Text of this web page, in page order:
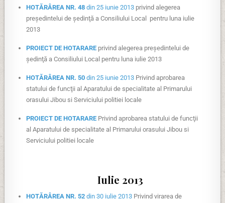
HOTĂRÂREA NR. 48 din 25 iunie 2013 privind alegerea
preşedintelui de şedinţă a Consiliului Local pentru luna iulie
2013
PROIECT DE HOTARARE privind alegerea preşedintelui de
şedinţă a Consiliului Local pentru luna iulie 2013
HOTĂRÂREA NR. 50 din 25 iunie 2013 Privind aprobarea
statului de funcţii al Aparatului de specialitate al Primarului
orasului Jibou si Serviciului politiei locale
PROIECT DE HOTARARE Privind aprobarea statului de funcţii
al Aparatului de specialitate al Primarului orasului Jibou si
Serviciului politiei locale
Iulie 2013
HOTĂRÂREA NR. 52 din 30 iulie 2013 Privind virarea de